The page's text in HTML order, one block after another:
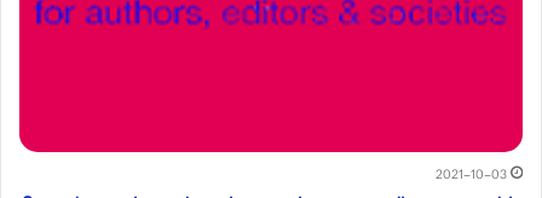
2021-10-03